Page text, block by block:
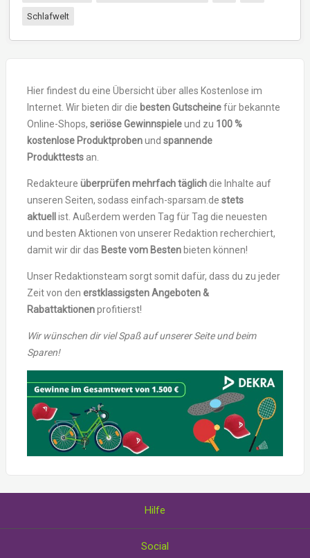
Schlafwelt
Hier findest du eine Übersicht über alles Kostenlose im
Internet. Wir bieten dir die besten Gutscheinefür bekannte
Online-Shops, seriöse Gewinnspieleund zu 100 %
kostenlose Produktprobenund spannende
Produkttests an.
Redakteure überprüfen mehrfach täglich die Inhalte auf
unseren Seiten, sodass einfach-sparsam.de stets
aktuell ist. Außerdem werden Tag für Tag die neuesten
und besten Aktionen von unserer Redaktion recherchiert,
damit wir dir das Beste vom Besten bieten können!
Unser Redaktionsteam sorgt somit dafür, dass du zu jeder
Zeit von den erstklassigsten Angeboten &
Rabattaktionenprofitierst!
Wir wünschen dir viel Spaß auf unserer Seite und beim
Sparen!
Hilfe
Wie Sie Gutscheine einlösen
Social